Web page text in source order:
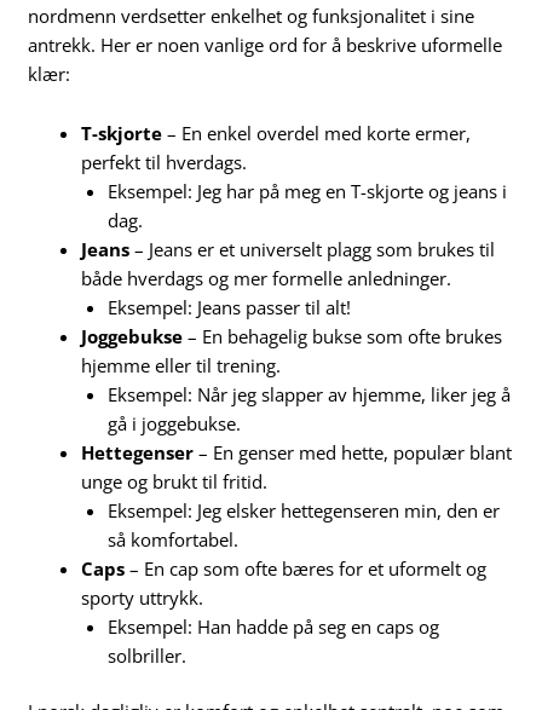
nordmenn verdsetter enkelhet og funksjonalitet i sine
antrekk. Her er noen vanlige ord for å beskrive uformelle
klær:
T-skjorte – En enkel overdel med korte ermer,
perfekt til hverdags.
Eksempel: Jeg har på meg en T-skjorte og jeans i
dag.
Jeans – Jeans er et universelt plagg som brukes til
både hverdags og mer formelle anledninger.
Eksempel: Jeans passer til alt!
Joggebukse – En behagelig bukse som ofte brukes
hjemme eller til trening.
Eksempel: Når jeg slapper av hjemme, liker jeg å
gå i joggebukse.
Hettegenser – En genser med hette, populær blant
unge og brukt til fritid.
Eksempel: Jeg elsker hettegenseren min, den er
så komfortabel.
Caps – En cap som ofte bæres for et uformelt og
sporty uttrykk.
Eksempel: Han hadde på seg en caps og
solbriller.